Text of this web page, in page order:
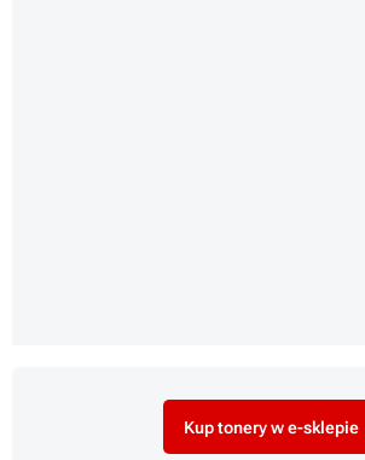
Kup tonery w e-sklepie